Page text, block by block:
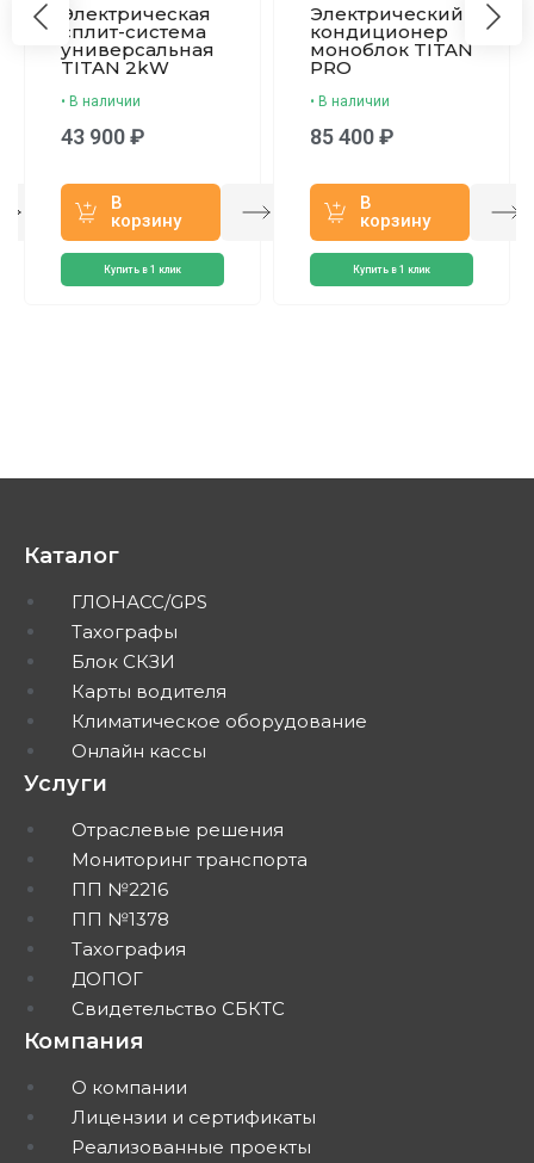
Электрическая
сплит-система
универсальная
TITAN 2kW
• В наличии
43 900 ₽
В
корзину
Купить в 1 клик
Электрический
кондиционер
моноблок TITAN
PRO
• В наличии
85 400 ₽
В
корзину
Купить в 1 клик
Каталог
ГЛОНАСС/GPS
Тахографы
Блок СКЗИ
Карты водителя
Климатическое оборудование
Онлайн кассы
Услуги
Отраслевые решения
Мониторинг транспорта
ПП №2216
ПП №1378
Тахография
ДОПОГ
Свидетельство СБКТС
Компания
О компании
Лицензии и сертификаты
Реализованные проекты